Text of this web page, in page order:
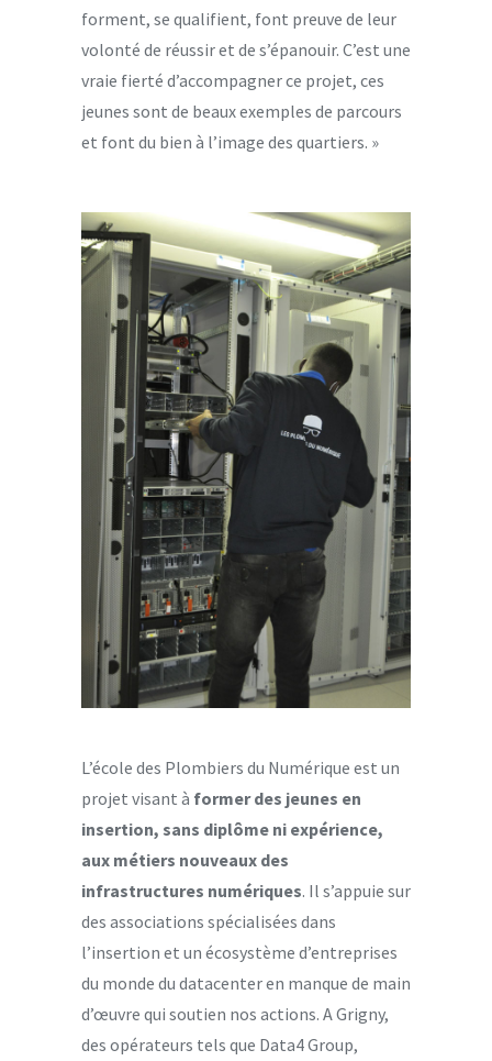
forment, se qualifient, font preuve de leur
volonté de réussir et de s’épanouir. C’est une
vraie fierté d’accompagner ce projet, ces
jeunes sont de beaux exemples de parcours
et font du bien à l’image des quartiers. »
L’école des Plombiers du Numérique est un
projet visant à former des jeunes en
insertion, sans diplôme ni expérience,
aux métiers nouveaux des
infrastructures numériques. Il s’appuie sur
des associations spécialisées dans
l’insertion et un écosystème d’entreprises
du monde du datacenter en manque de main
d’œuvre qui soutien nos actions. A Grigny,
des opérateurs tels que Data4 Group,